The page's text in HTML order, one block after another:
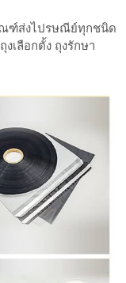
ณฑ์ส่งไปรษณีย์ทุกชนิด
เลือกตั้ง ถุงรักษา